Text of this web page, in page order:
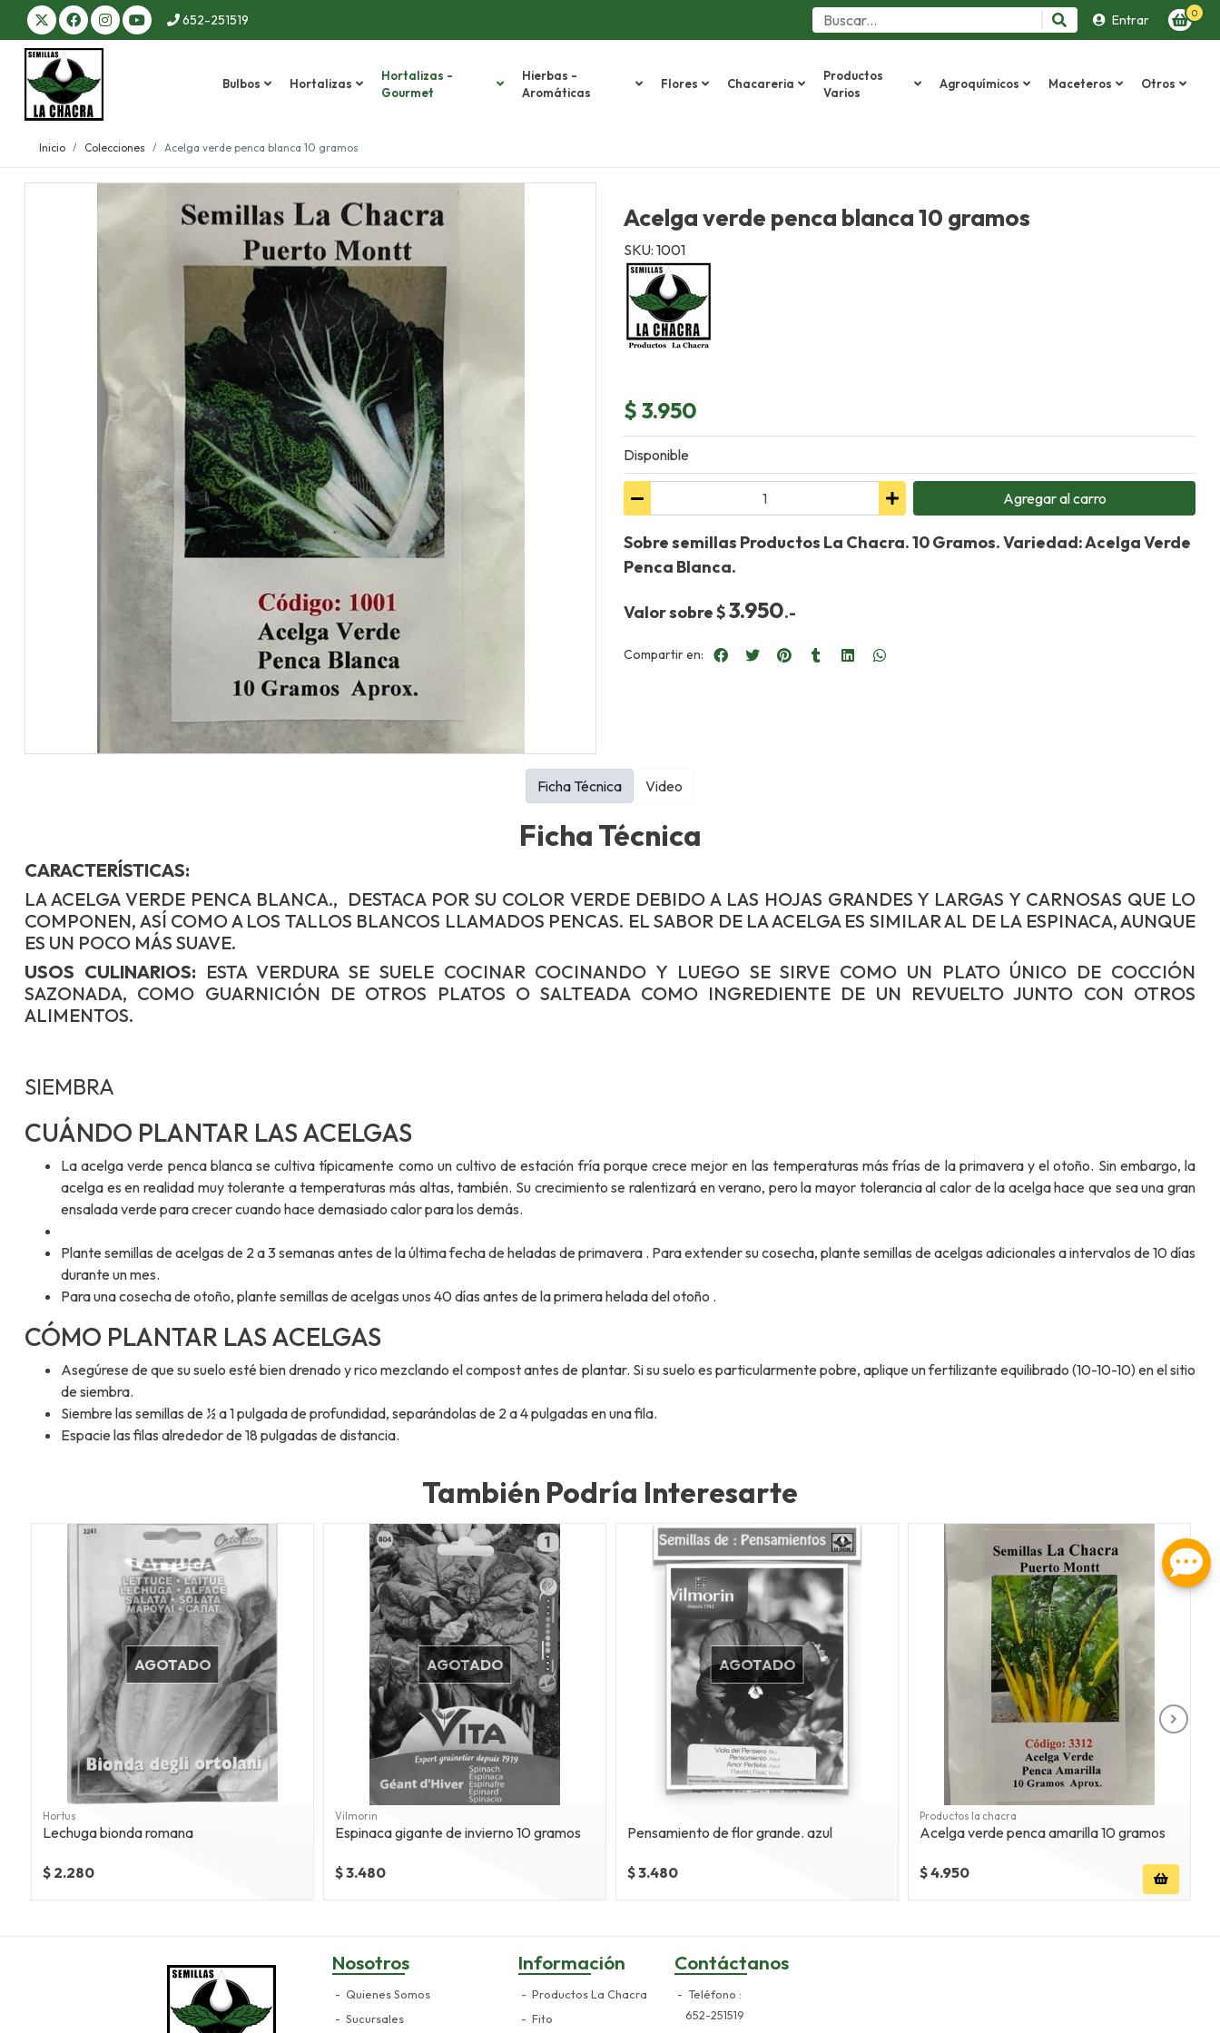
652-251519 Entrar 0
Bulbos Hortalizas
Hortalizas -
Gourmet
Hierbas -
Aromáticas
Flores Chacareria
Productos
Varios
Agroquímicos Maceteros Otros
Inicio Colecciones Acelga verde penca blanca 10 gramos
Acelga verde penca blanca 10 gramos
SKU: 1001
$ 3.950
Disponible
Agregaral carro
Sobre semillas Productos La Chacra. 10 Gramos. Variedad: Acelga Verde
Penca Blanca.
Valor sobre $3.950.-
Compartir en:
Ficha Técnica
CARACTERÍSTICAS:
LA ACELGA VERDE PENCA BLANCA., DESTACA POR SU COLOR VERDE DEBIDO A LAS HOJAS GRANDES Y LARGAS Y CARNOSAS QUE LO
COMPONEN, ASÍ COMO A LOS TALLOS BLANCOS LLAMADOS PENCAS. EL SABOR DE LA ACELGA ES SIMILAR AL DE LA ESPINACA, AUNQUE
ES UN POCO MÁS SUAVE.
USOS CULINARIOS: ESTA VERDURA SE SUELE COCINAR COCINANDO Y LUEGO SE SIRVE COMO UN PLATO ÚNICO DE COCCIÓN
SAZONADA, COMO GUARNICIÓN DE OTROS PLATOS O SALTEADA COMO INGREDIENTE DE UN REVUELTO JUNTO CON OTROS
ALIMENTOS.
SIEMBRA
CUÁNDO PLANTAR LAS ACELGAS
La acelga verde penca blanca se cultiva típicamente como un cultivo de estación fría porque crece mejor en las temperaturas más frías de la primavera y el otoño. Sin embargo, la
acelga es en realidad muy tolerante a temperaturas más altas, también. Su crecimiento se ralentizará en verano, pero la mayor tolerancia al calor de la acelga hace que sea una gran
ensalada verde para crecer cuando hace demasiado calor para los demás.
Plante semillas de acelgas de 2 a 3 semanas antes de laúltima fecha de heladas de primavera . Para extender su cosecha, plante semillas de acelgas adicionales a intervalos de 10 días
durante un mes.
Para una cosecha de otoño, plante semillas de acelgas unos 40 días antes de laprimera helada del otoño .
CÓMO PLANTAR LAS ACELGAS
Asegúrese de que su suelo esté bien drenado y rico mezclando el compost antes de plantar. Si su suelo es particularmente pobre, aplique un fertilizante equilibrado (10-10-10) en el sitio
de siembra.
Siembre las semillas de ½ a 1 pulgada de profundidad, separándolas de 2 a 4 pulgadas en una fila.
Espacie las filas alrededor de 18 pulgadas de distancia.
Ficha Técnica Video
También Podría Interesarte
AGOTADO
Hortus
Lechuga bionda romana
$ 2.280
AGOTADO
Vilmorin
Espinaca gigante de invierno 10 gramos
$ 3.480
AGOTADO
Pensamiento de flor grande. azul
$ 3.480
Productos la chacra
Acelga verde penca amarilla 10 gramos
$ 4.950
Nosotros
Quienes Somos
Sucursales
Información
Productos La Chacra
Fito
Contáctanos
Teléfono
652-251519